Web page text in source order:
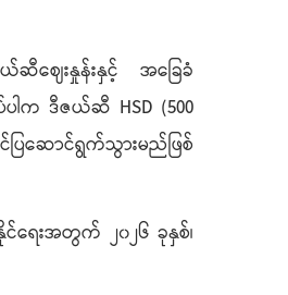
ဆီဈေးနှုန်းနှင့် အခြေခံ
ါက ဒီဇယ်ဆီ HSD (500
ဆောင်ရွက်သွားမည်ဖြစ်
ေးအတွက် ၂၀၂၆ ခုနှစ်၊